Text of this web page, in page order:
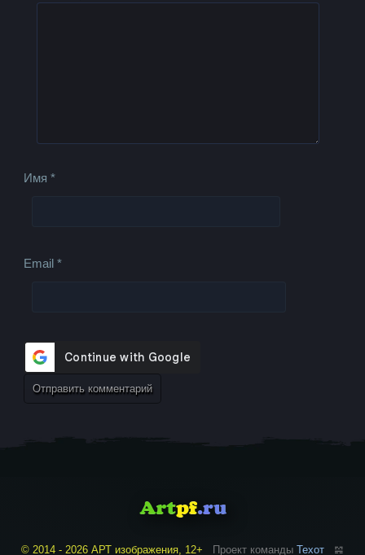
Имя*
Email*
© 2014 - 2026 АРТ изображения, 12+ Проект команды Техот 𝌴